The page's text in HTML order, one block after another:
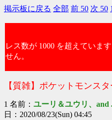
掲示板に戻る 全部 前 50 次 50
レス数が 1000 を超えていま
せん。
【質雑】ポケットモンス
1 名前： ユーリ＆ユウリ、
日：2020/08/23(Sun) 04:45